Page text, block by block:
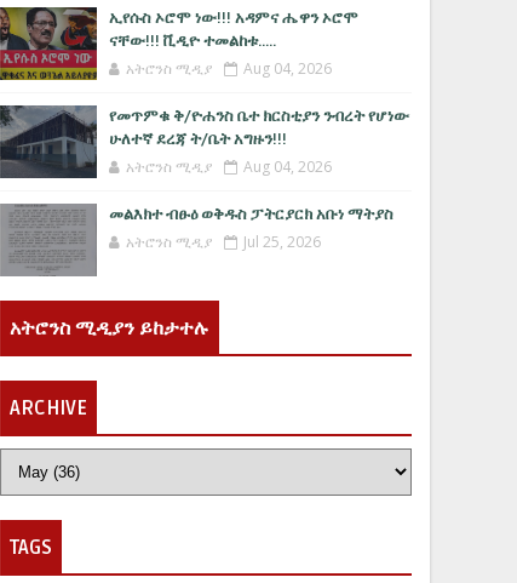
ኢየሱስ ኦሮሞ ነው!!! አዳምና ሔዋን ኦሮሞ
ናቸው!!! ቪዲዮ ተመልከቱ.....
አትሮንስ ሚዲያ Aug 04, 2026
የመጥምቁ ቅ/ዮሐንስ ቤተ ክርስቲያን ንብረት የሆነው
ሁለተኛ ደረጃ ት/ቤት አግዙን!!!
አትሮንስ ሚዲያ Aug 04, 2026
መልእክተ ብፁዕ ወቅዱስ ፓትርያርክ አቡነ ማትያስ
አትሮንስ ሚዲያ Jul 25, 2026
አትሮንስ ሚዲያን ይከታተሉ
ARCHIVE
TAGS